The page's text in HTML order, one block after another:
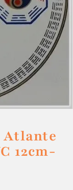
Atlante
12cm-